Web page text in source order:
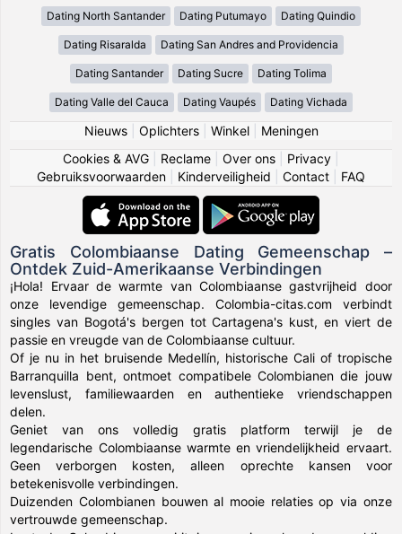
Dating North Santander Dating Putumayo Dating Quindio
Dating Risaralda Dating San Andres and Providencia
Dating Santander Dating Sucre Dating Tolima
Dating Valle del Cauca Dating Vaupés Dating Vichada
Nieuws| Oplichters| Winkel| Meningen
Cookies & AVG
Reclame Over ons Privacy
Gebruiksvoorwaarden
Kinderveiligheid Contact FAQ
Gratis Colombiaanse Dating Gemeenschap –
Ontdek Zuid-Amerikaanse Verbindingen
¡Hola! Ervaar de warmte van Colombiaanse gastvrijheid door
onze levendige gemeenschap. Colombia-citas.com verbindt
singles van Bogotá's bergen tot Cartagena's kust, en viert de
passie en vreugde van de Colombiaanse cultuur.
Of je nu in het bruisende Medellín, historische Cali of tropische
Barranquilla bent, ontmoet compatibele Colombianen die jouw
levenslust, familiewaarden en authentieke vriendschappen
delen.
Geniet van ons volledig gratis platform terwijl je de
legendarische Colombiaanse warmte en vriendelijkheid ervaart.
Geen verborgen kosten, alleen oprechte kansen voor
betekenisvolle verbindingen.
Duizenden Colombianen bouwen al mooie relaties op via onze
vertrouwde gemeenschap.